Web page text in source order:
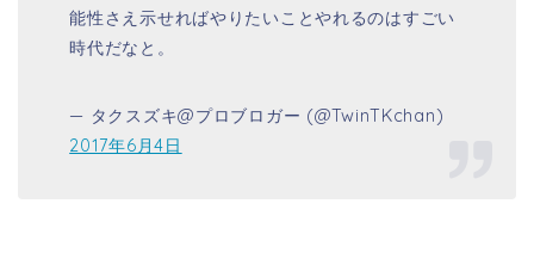
能性さえ示せればやりたいことやれるのはすごい
時代だなと。
— タクスズキ@プロブロガー (@TwinTKchan)
2017年6月4日